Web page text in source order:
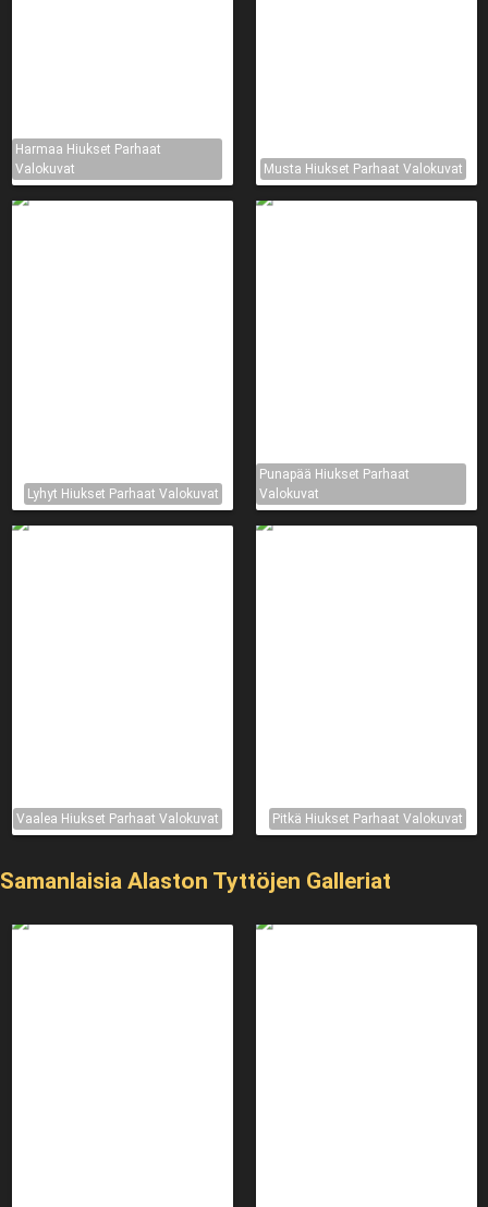
Harmaa Hiukset Parhaat
Valokuvat
Musta Hiukset Parhaat Valokuvat
Lyhyt Hiukset Parhaat Valokuvat
Punapää Hiukset Parhaat
Valokuvat
Vaalea Hiukset Parhaat Valokuvat Pitkä Hiukset Parhaat Valokuvat
Samanlaisia ​​Alaston Tyttöjen Galleriat